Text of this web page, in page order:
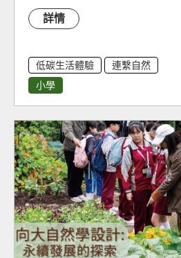
詳情
低碳生活體驗
連繫自然
小學